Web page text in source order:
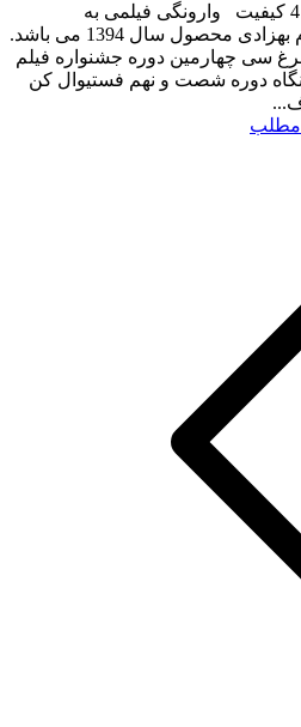
دانلود قانونی فیلم وارونگی با 4 کیفیت وارونگی فیلمی به
کارگردانی و تهیه کنندگی بهنام بهزادی محصول سال 1394 می باشد.
سی چهارمین دوره جشنواره فیلم
دوره شصت و نهم فستیوال کن
مطلب